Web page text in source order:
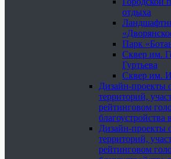
отдыха
Парк
Сквер им.
Гуртьева
Сквер им.
Дизайн-проекты
территорий,
рейтинговом
благоустройства
Дизайн-проекты
территорий,
рейтинговом